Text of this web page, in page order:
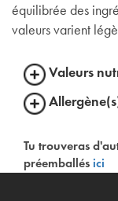
équilibrée des
valeurs varient
Valeurs
Tu trouveras
préemballés ici